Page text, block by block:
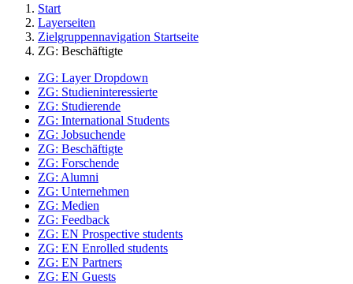
Start
Layerseiten
Zielgruppennavigation Startseite
ZG: Beschäftigte
ZG: Layer Dropdown
ZG: Studieninteressierte
ZG: Studierende
ZG: International Students
ZG: Jobsuchende
ZG: Beschäftigte
ZG: Forschende
ZG: Alumni
ZG: Unternehmen
ZG: Medien
ZG: Feedback
ZG: EN Prospective students
ZG: EN Enrolled students
ZG: EN Partners
ZG: EN Guests